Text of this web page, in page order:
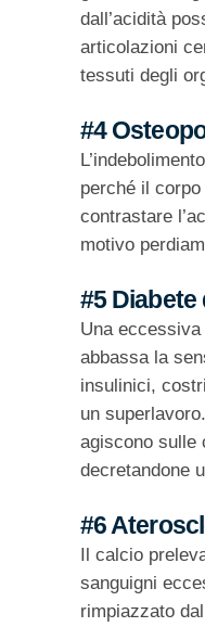
dall’acidità
articolazioni
tessuti degli
#4
perché il
contrastare
motivo
#5 Diabete
Una
abbassa la
insulinici,
un
agiscono sulle
decretandone
#6
Il calcio
sanguigni
rimpiazzato